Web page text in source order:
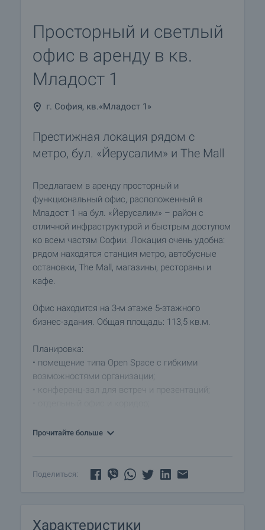
Просторный и светлый
офис в аренду в кв.
Младост 1
г. София, кв.«Младост 1»
Престижная локация рядом с
метро, бул. «Йерусалим» и The Mall
Предлагаем в аренду просторный и
функциональный офис, расположенный в
Младост 1 на бул. «Йерусалим» – район с
отличной инфраструктурой и быстрым доступом
ко всем частям Софии. Локация очень удобна:
рядом находятся станция метро, автобусные
остановки, The Mall, магазины, рестораны и
кафе.
Офис находится на 3-м этаже 5-этажного
бизнес-здания. Общая площадь: 113,5 кв.м.
Планировка:
• помещение типа Open Space с гибкими
возможностями организации;
• конференц-зал для встреч и презентаций;
• две террасы с выходом и естественным
Имущество идеально подходит для различных
свободная парковка, а фасад здания выходит на
Прочитайте больше
Поделиться:
Характеристики